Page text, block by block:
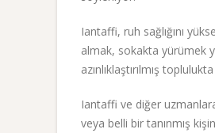
Iantaffi, ruh sağlığını
almak, sokakta yürümek
azınlıklaştırılmış
Iantaffi ve diğer
veya belli bir tanınmış